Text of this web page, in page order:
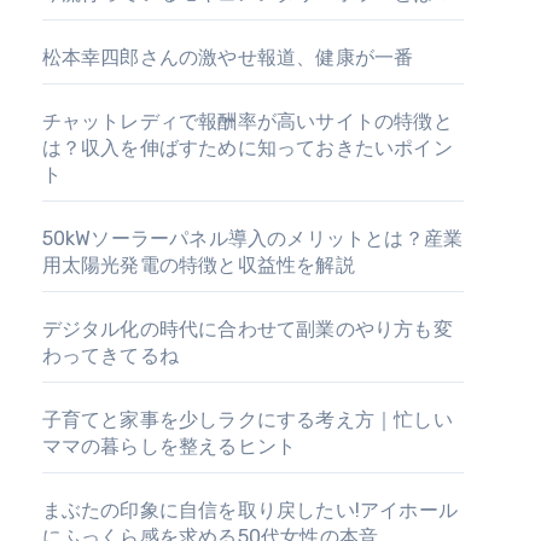
松本幸四郎さんの激やせ報道、健康が一番
チャットレディで報酬率が高いサイトの特徴と
は？収入を伸ばすために知っておきたいポイン
ト
50kWソーラーパネル導入のメリットとは？産業
用太陽光発電の特徴と収益性を解説
デジタル化の時代に合わせて副業のやり方も変
わってきてるね
子育てと家事を少しラクにする考え方｜忙しい
ママの暮らしを整えるヒント
まぶたの印象に自信を取り戻したい!アイホール